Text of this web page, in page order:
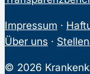
Impressum ·
Über uns ·
© 2026